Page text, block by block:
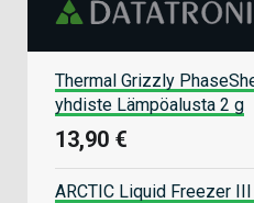
Thermal Grizzly
yhdiste Lämpöalusta 2 g
13,90 €
ARCTIC Liquid Freezer